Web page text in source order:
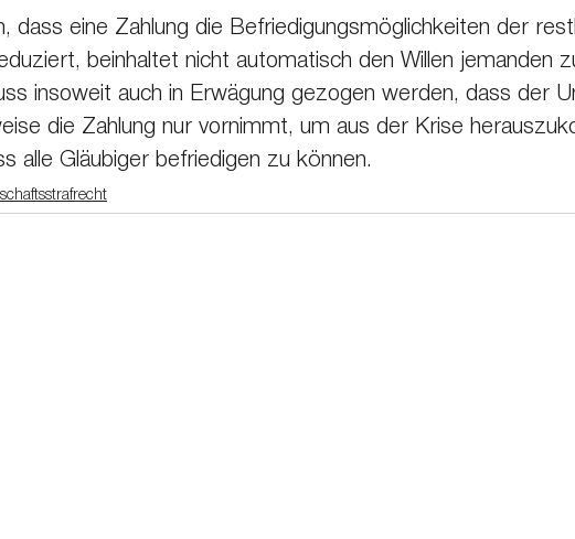
dass eine Zahlung die Befriedigungsmöglichkeiten der
beinhaltet nicht automatisch den Willen jemanden
insoweit auch in Erwägung gezogen werden, dass der
die Zahlung nur vornimmt, um aus der Krise
alle Gläubiger befriedigen zu können.